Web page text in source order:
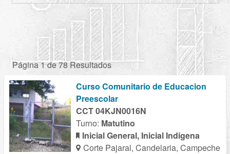
Página 1 de 78 Resultados
Curso Comunitario de Educacion
Preescolar
CCT 04KJN0016N
Turno: Matutino
Inicial General, Inicial Indigena
Corte Pajaral, Candelaria, Campeche